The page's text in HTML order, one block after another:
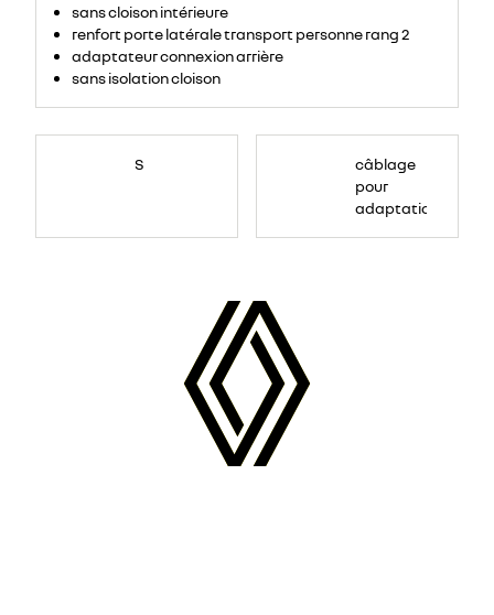
sans cloison intérieure
renfort porte latérale transport personne rang 2
adaptateur connexion arrière
sans isolation cloison
S
câblage
pour
adaptation